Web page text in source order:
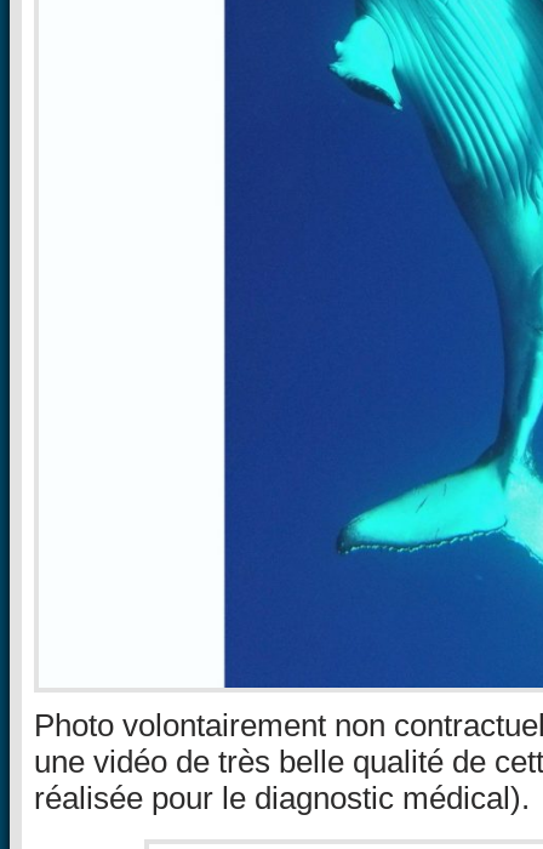
Photo volontairement non
une vidéo de très belle qualité de
réalisée pour le diagnostic médical).